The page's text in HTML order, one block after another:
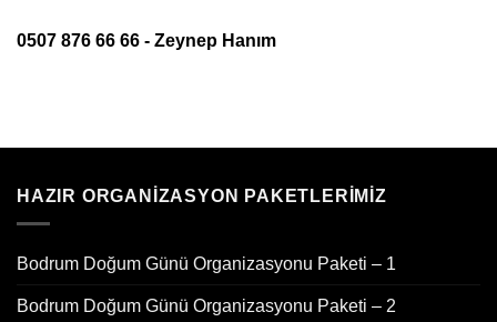
0507 876 66 66 - Zeynep Hanım
HAZIR ORGANIZASYON PAKETLERIMIZ
Bodrum Doğum Günü Organizasyonu Paketi – 1
Bodrum Doğum Günü Organizasyonu Paketi – 2